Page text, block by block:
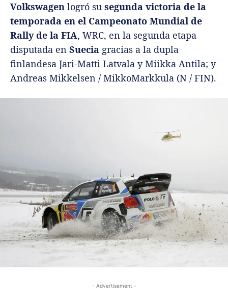
Volkswagen logró su segunda victoria de la
temporada en el Campeonato Mundial de
Rally de la FIA, WRC, en la segunda etapa
disputada en Suecia gracias a la dupla
finlandesa Jari-Matti Latvala y Miikka Antila; y
Andreas Mikkelsen / MikkoMarkkula (N / FIN).
- Advertisement -